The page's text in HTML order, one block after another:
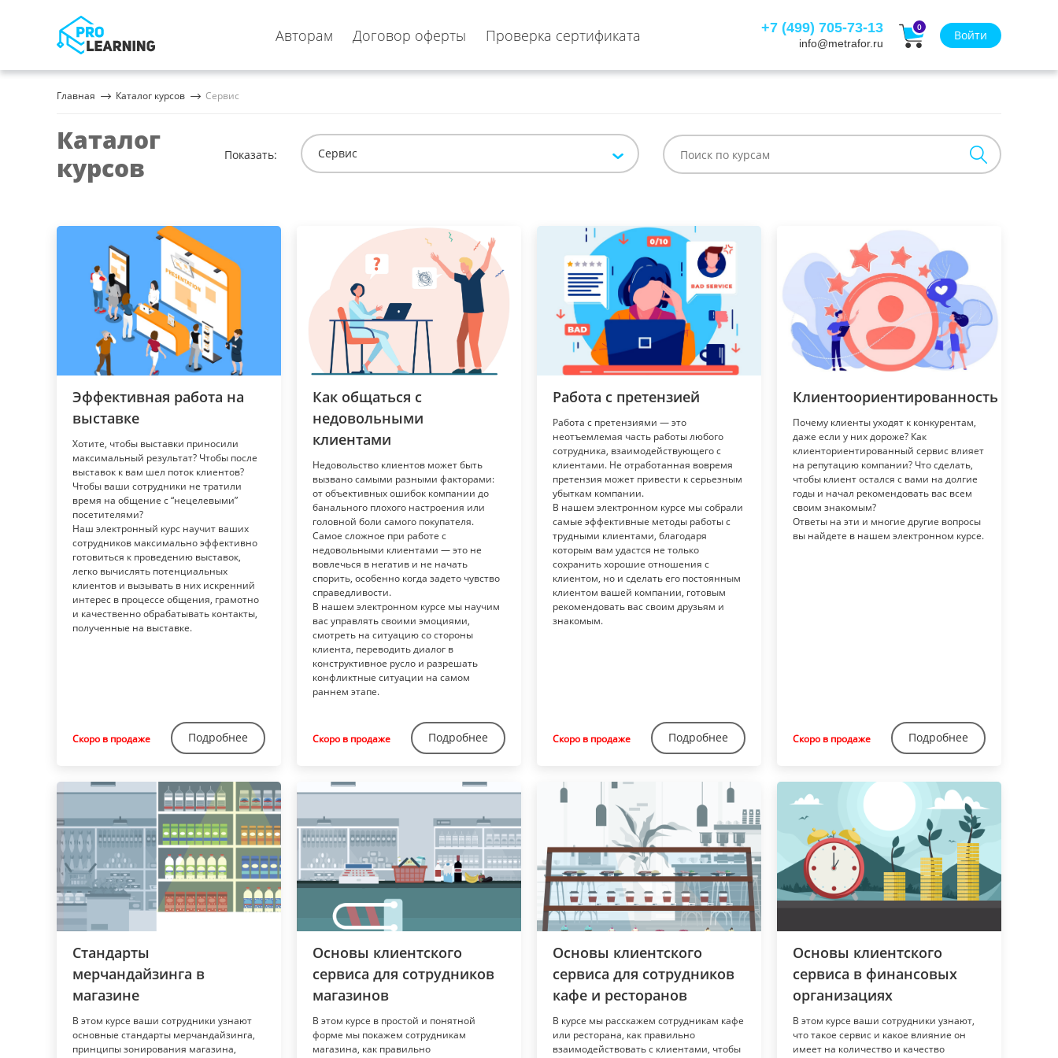
Авторам Договор оферты Проверка сертификата +7 (499) 705-73-13
info@metrafor.ru
0
Войти
Главная Каталог курсов Сервис
Каталог
курсов
Показать: Сервис
Эффективная работа на
выставке
Хотите, чтобы выставки приносили
максимальный результат? Чтобы после
выставок к вам шел поток клиентов?
Чтобы ваши сотрудники не тратили
время на общение с “нецелевыми”
посетителями?
Наш электронный курс научит ваших
сотрудников максимально эффективно
готовиться к проведению выставок,
легко вычислять потенциальных
клиентов и вызывать в них искренний
интерес в процессе общения, грамотно
и качественно обрабатывать контакты,
полученные на выставке.
Скоро в продаже Подробнее
Как общаться с
недовольными
клиентами
Недовольство клиентов может быть
вызвано самыми разными факторами:
от объективных ошибок компании до
банального плохого настроения или
головной боли самого покупателя.
Самое сложное при работе с
недовольными клиентами — это не
вовлечься в негатив и не начать
спорить, особенно когда задето чувство
справедливости.
В нашем электронном курсе мы научим
вас управлять своими эмоциями,
смотреть на ситуацию со стороны
клиента, переводить диалог в
конструктивное русло и разрешать
конфликтные ситуации на самом
раннем этапе.
Скоро в продаже Подробнее
Работа с претензией
Работа с претензиями — это
неотъемлемая часть работы любого
сотрудника, взаимодействующего с
клиентами. Не отработанная вовремя
претензия может привести к серьезным
убыткам компании.
В нашем электронном курсе мы собрали
самые эффективные методы работы с
трудными клиентами, благодаря
которым вам удастся не только
сохранить хорошие отношения с
клиентом, но и сделать его постоянным
клиентом вашей компании, готовым
рекомендовать вас своим друзьям и
знакомым.
Скоро в продаже Подробнее
Клиентоориентированность
Почему клиенты уходят к конкурентам,
даже если у них дороже? Как
клиенториентированный сервис влияет
на репутацию компании? Что сделать,
чтобы клиент остался с вами на долгие
годы и начал рекомендовать вас всем
своим знакомым?
Ответы на эти и многие другие вопросы
вы найдете в нашем электронном курсе.
Скоро в продаже Подробнее
Стандарты
мерчандайзинга в
магазине
В этом курсе ваши сотрудники узнают
основные стандарты мерчандайзинга,
принципы зонирования магазина,
Основы клиентского
сервиса для сотрудников
магазинов
В этом курсе в простой и понятной
форме мы покажем сотрудникам
магазина, как правильно
Основы клиентского
сервиса для сотрудников
кафе и ресторанов
В курсе мы расскажем сотрудникам кафе
или ресторана, как правильно
взаимодействовать с клиентами, чтобы
Основы клиентского
сервиса в финансовых
организациях
В этом курсе ваши сотрудники узнают,
что такое сервис и какое влияние он
имеет на количество и качество